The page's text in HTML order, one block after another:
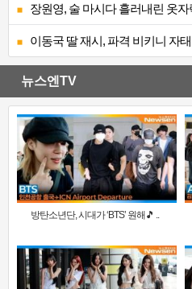
장원영, 술 마시다 흘러내린 옷
이동국 딸 재시, 파격 비키니 자
뉴스엔TV
방탄소년단, 시대가 ‘BTS’ 원해🎵 ..